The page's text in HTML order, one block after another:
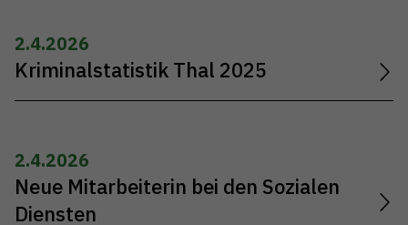
2.4.2026
Kriminalstatistik Thal 2025
2.4.2026
Neue Mitarbeiterin bei den Sozialen
Diensten